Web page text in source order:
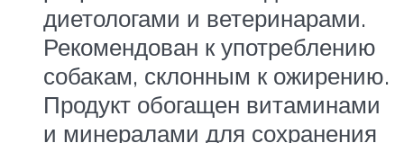
диетологами и ветеринарами.
Рекомендован к употреблению
собакам, склонным к ожирению.
Продукт обогащен витаминами
и минералами для сохранения